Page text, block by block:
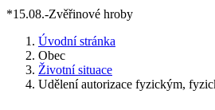
*15.08.-Zvěřinové hroby
Úvodní stránka
Obec
Životní situace
Udělení autorizace fyzickým,